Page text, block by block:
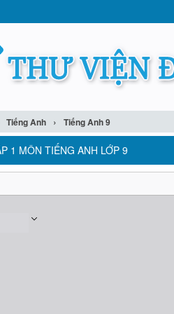
Tiếng Anh › Tiếng Anh 9
1 MÔN TIẾNG ANH LỚP 9